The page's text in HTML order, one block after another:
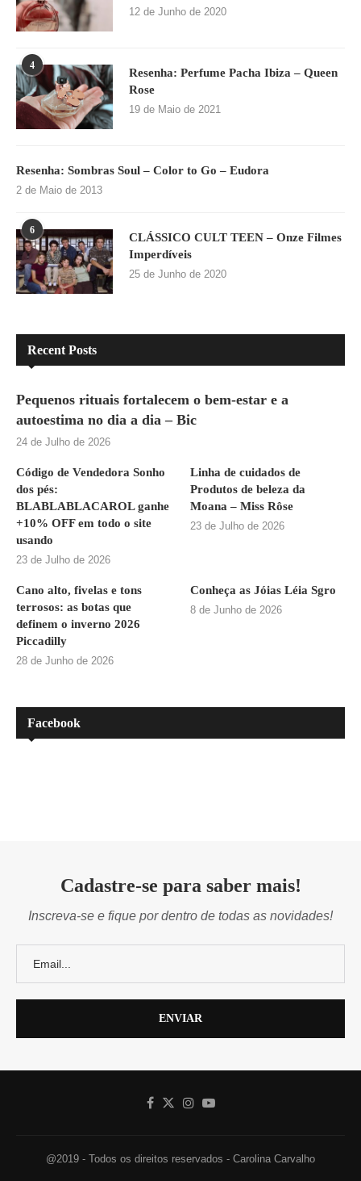
12 de Junho de 2020
4
Resenha: Perfume Pacha Ibiza – Queen
Rose
19 de Maio de 2021
Resenha: Sombras Soul – Color to Go – Eudora
2 de Maio de 2013
6
CLÁSSICO CULT TEEN – Onze Filmes
Imperdíveis
25 de Junho de 2020
Recent Posts
Pequenos rituais fortalecem o bem-estar e a
autoestima no dia a dia – Bic
24 de Julho de 2026
Código de Vendedora Sonho
dos pés:
BLABLABLACAROL ganhe
+10% OFF em todo o site
usando
23 de Julho de 2026
Linha de cuidados de
Produtos de beleza da
Moana – Miss Rôse
23 de Julho de 2026
Cano alto, fivelas e tons
terrosos: as botas que
definem o inverno 2026
Piccadilly
28 de Junho de 2026
Conheça as Jóias Léia Sgro
8 de Junho de 2026
Facebook
Cadastre-se para saber mais!
Inscreva-se e fique por dentro de todas as novidades!
@2019 - Todos os direitos reservados - Carolina Carvalho